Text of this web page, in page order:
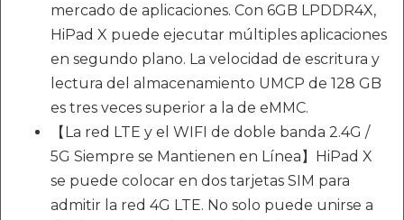
mercado de aplicaciones. Con 6GB LPDDR4X,
HiPad X puede ejecutar múltiples aplicaciones
en segundo plano. La velocidad de escritura y
lectura del almacenamiento UMCP de 128 GB
es tres veces superior a la de eMMC.
【La red LTE y el WIFI de doble banda 2.4G /
5G Siempre se Mantienen en Línea】HiPad X
se puede colocar en dos tarjetas SIM para
admitir la red 4G LTE. No solo puede unirse a